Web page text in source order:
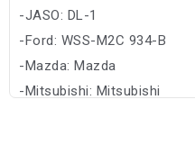
-JASO: DL-1
-Ford: WSS-M2C 934-B
-Mazda: Mazda
-Mitsubishi: Mitsubishi